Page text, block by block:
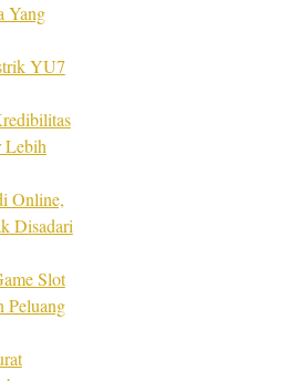
Yang
YU7
Lebih
Online,
Disadari
Slot
Peluang